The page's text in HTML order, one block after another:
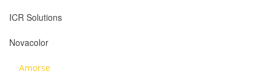
ICR Solutions
Novacolor
Amorse